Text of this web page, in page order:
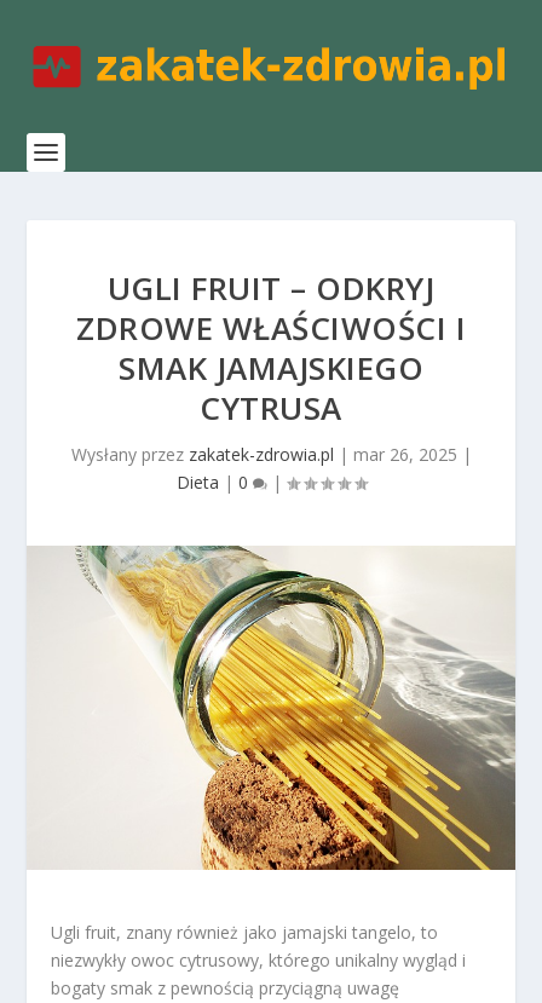
UGLI FRUIT – ODKRYJ
ZDROWE WŁAŚCIWOŚCI I
SMAK JAMAJSKIEGO
CYTRUSA
Wysłany przez zakatek-zdrowia.pl | mar 26, 2025 |
Dieta | 0 |
Ugli fruit, znany również jako jamajski tangelo, to
niezwykły owoc cytrusowy, którego unikalny wygląd i
bogaty smak z pewnością przyciągną uwagę